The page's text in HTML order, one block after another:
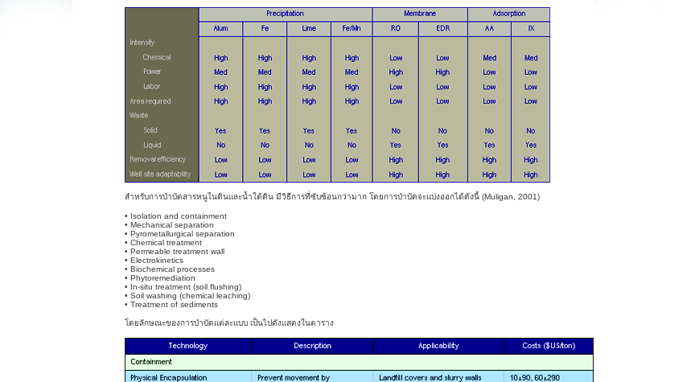
สำหรับการบำบัดสารหนูในดินและน้ำใต้ดิน มีวิธีการที่ซับซ้อนกว่ามาก โดยการบำบัดจะแบ่งออกได้ดังนี้ (Muligan, 2001)
• Isolation and containment
• Mechanical separation
• Pyrometallurgical separation
• Chemical treatment
• Permeable treatment wall
• Electrokinetics
• Biochemical processes
• Phytoremediation
• In-situ treatment (soil flushing)
• Soil washing (chemical leaching)
• Treatment of sediments
โดยลักษณะของการบำบัดแต่ละแบบ เป็นไปดังแสดงในตาราง